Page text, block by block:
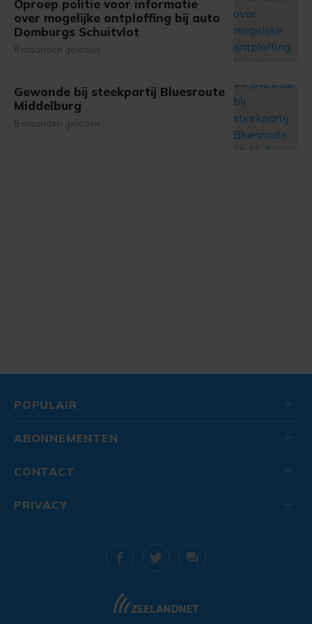
gemaakte keuze altijd wijzigen of intrekken.
Oproep politie voor informatie
over mogelijke ontploffing bij auto
Domburgs Schuitvlot
8 maanden geleden
Gewonde bij steekpartij Bluesroute
Middelburg
8 maanden geleden
POPULAIR
ABONNEMENTEN
CONTACT
PRIVACY